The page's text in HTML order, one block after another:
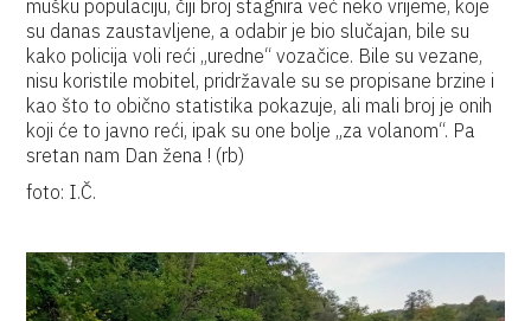
mušku populaciju, čiji broj stagnira već neko vrijeme, koje
su danas zaustavljene, a odabir je bio slučajan, bile su
kako policija voli reći „uredne“ vozačice. Bile su vezane,
nisu koristile mobitel, pridržavale su se propisane brzine i
kao što to obično statistika pokazuje, ali mali broj je onih
koji će to javno reći, ipak su one bolje „za volanom“. Pa
sretan nam Dan žena ! (rb)
foto: I.Č.